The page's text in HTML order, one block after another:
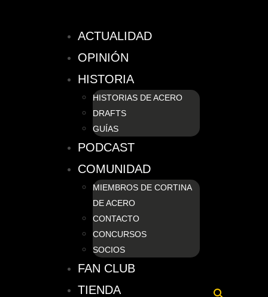
ACTUALIDAD
OPINIÓN
HISTORIA
HISTORIAS DE ACERO
DRAFTS
GUÍAS
PODCAST
COMUNIDAD
MIEMBROS DE CORTINA
DE ACERO
CONTACTO
CONCURSOS
SOCIOS
FAN CLUB
TIENDA